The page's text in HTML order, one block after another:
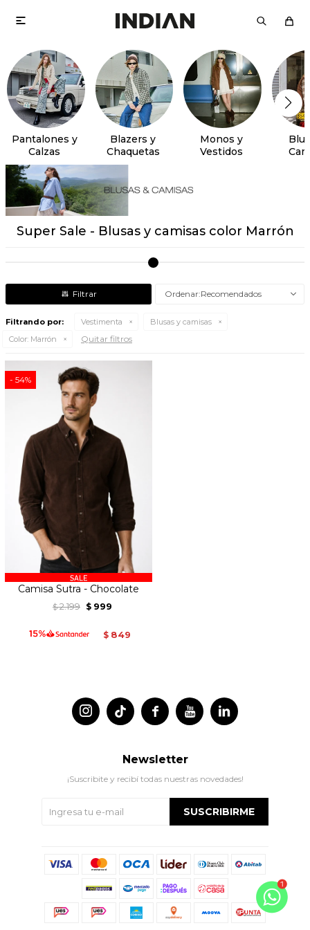

Pantalones y
Calzas
Blazers y
Chaquetas
Monos y
Vestidos
Super Sale - Blusas y camisas color Marrón
Recomendados
Filtrando por: Vestimenta
Blusas y camisas
Color: Marrón Quitar filtros
54
Camisa Sutra - Chocolate
$ 2.199 $ 999
$ 849
 
 
Newsletter
¡Suscribite y recibí todas nuestras novedades!
SUSCRIBIRME